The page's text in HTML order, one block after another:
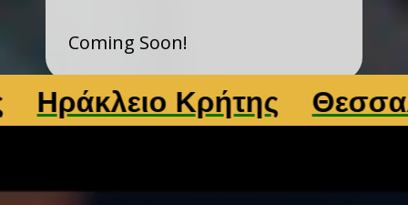
Coming Soon!
Κρήτης